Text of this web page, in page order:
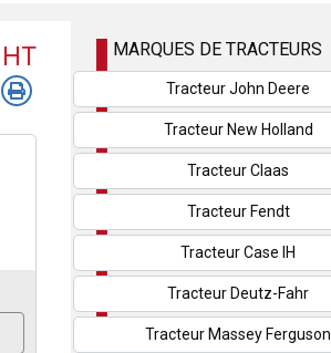
HT MARQUES DE TRACTEURS
Tracteur John Deere
Tracteur New Holland
Tracteur Claas
Tracteur Fendt
Tracteur Case IH
Tracteur Deutz-Fahr
Tracteur Massey Ferguson